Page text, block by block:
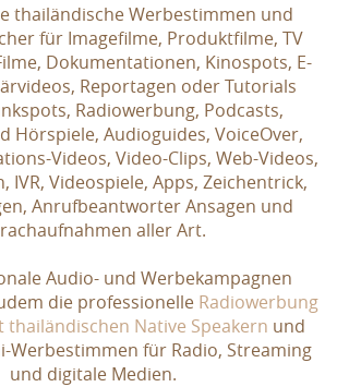
thailändische Werbestimmen und
für Imagefilme, Produktfilme, TV
Dokumentationen, Kinospots, E-
Reportagen oder Tutorials
Radiowerbung, Podcasts,
Hörspiele, Audioguides, VoiceOver,
Videos, Video-Clips, Web-Videos,
IVR, Videospiele, Apps, Zeichentrick,
Anrufbeantworter Ansagen und
aller Art.
Audio- und Werbekampagnen
die professionelle Radiowerbung
Native Speakern und
Werbestimmen für Radio, Streaming
und digitale Medien.